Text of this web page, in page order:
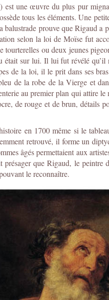
une œuvre du plus pur
tous les éléments. Une
balustrade prouve que Rigaud
selon la loi de Moïse fut
ou deux jeunes
était sur lui. Il lui fut révélé
de la loi, il le prit dans ses
de la robe de la Vierge et
au premier plan qui attire
de rouge et de brun, détails
en 1700 même si le
retrouvé, il forme un
âgés permettaient aux
que Rigaud, le peintre
le reconnaître.